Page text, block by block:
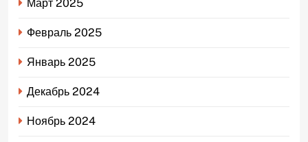
Март 2025
Февраль 2025
Январь 2025
Декабрь 2024
Ноябрь 2024